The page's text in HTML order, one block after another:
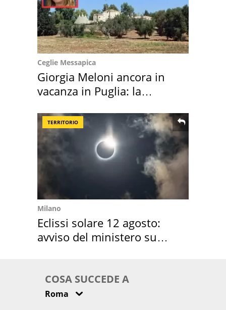
Ceglie Messapica
Giorgia Meloni ancora in
vacanza in Puglia: la
TERRITORIO
Milano
Eclissi solare 12 agosto:
avviso del ministero su